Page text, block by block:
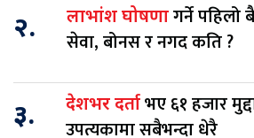
२. लाभांश घोषणागर्ने पहिलो
सेवा, बोनस र नगद कति ?
३. देशभर दर्ताभए ६१ हजार
उपत्यकामा सबैभन्दा धेरै